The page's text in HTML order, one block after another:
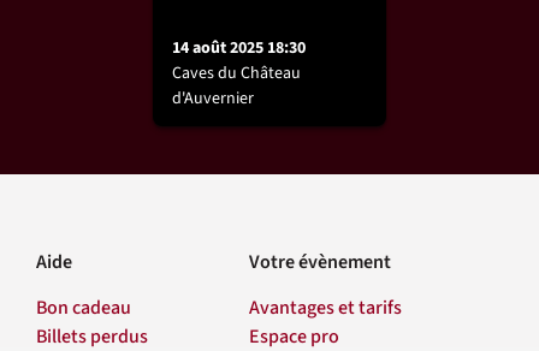
14 août 2025 18:30
Caves du Château
d'Auvernier
Aide
Bon cadeau
Billets perdus
Votre évènement
Avantages et tarifs
Espace pro